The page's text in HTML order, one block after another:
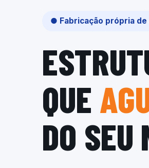
● Fabricação própria de
QUE
DO SEU